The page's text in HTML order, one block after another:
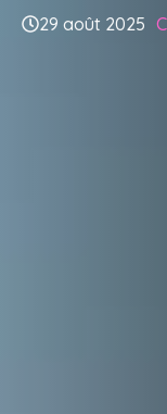
29 août 2025